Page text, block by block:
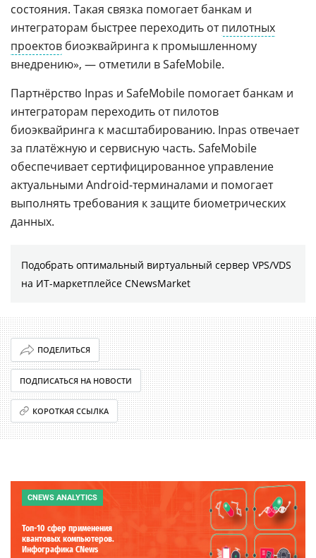
состояния. Такая связка помогает банкам и
интеграторам быстрее переходить отпилотных
проектов биоэквайринга к промышленному
внедрению», — отметили в SafeMobile.
Партнёрство Inpas и SafeMobile помогает банкам и
интеграторам переходить от пилотов
биоэквайринга к масштабированию. Inpas отвечает
за платёжную и сервисную часть. SafeMobile
обеспечивает сертифицированное управление
актуальными Android-терминалами и помогает
выполнять требования к защите биометрических
данных.
Подобрать оптимальный виртуальный сервер VPS/VDS
на ИТ-маркетплейсе CNewsMarket
ПОДЕЛИТЬСЯ
ПОДПИСАТЬСЯ НА НОВОСТИ
КОРОТКАЯ ССЫЛКА
CNEWS ANALYTICS
Топ-10 сфер применения
квантовых компьютеров.
Инфографика CNews